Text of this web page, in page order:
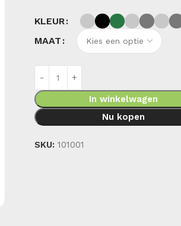
KLEUR
MAAT
In winkelwagen
Nu kopen
SKU: 101001